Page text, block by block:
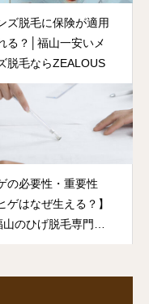
ズ脱毛に保険が適用
る？│福山一安いメ
脱毛ならZEALOUS
の必要性・重要性
ゲはなぜ生える？】
山のひげ脱毛専門店